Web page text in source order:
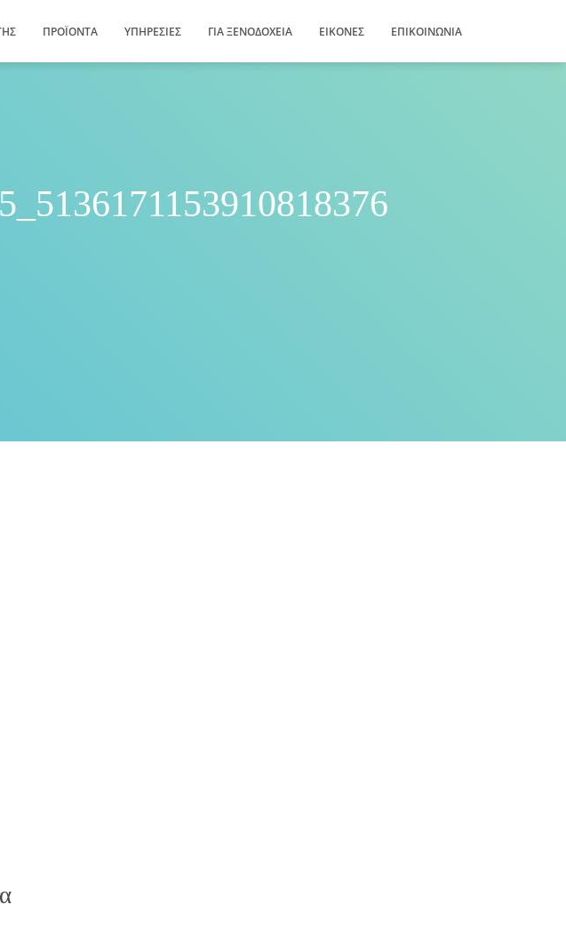
ΠΡΟΪΌΝΤΑ ΥΠΗΡΕΣΊΕΣ ΓΙΑ ΞΕΝΟΔΟΧΕΊΑ ΕΙΚΌΝΕΣ ΕΠΙΚΟΙΝΩΝΊΑ